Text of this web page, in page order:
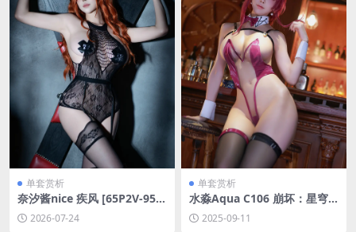
单套赏析
奈汐酱nice 疾风 [65P2V-956
MB]2026-07-24
单套赏析
水淼Aqua C106 崩坏：星穹
铁道 卡芙卡 HonkaiStarRail
Kafka [110-160MB]
2025-09-11